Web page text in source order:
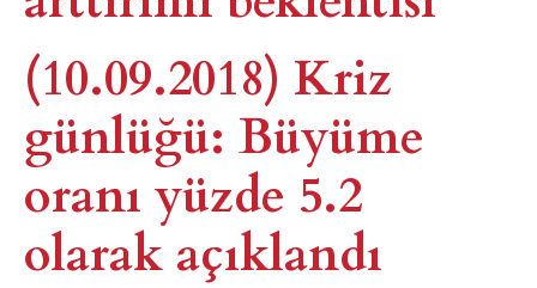
(10.09.2018) Kriz
günlüğü: Büyüme
oranı yüzde 5.2
olarak açıklandı